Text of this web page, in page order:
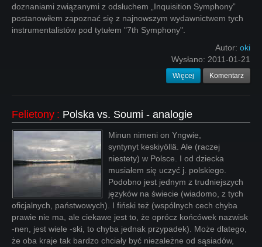
doznaniami związanymi z odsłuchem „Inquisition Symphony”
postanowiłem zapoznać się z najnowszym wydawnictwem tych
instrumentalistów pod tytułem "7th Symphony".
Autor: oki
Wysłano: 2011-01-21
Więcej Komentarz
Felietony : Polska vs. Soumi - analogie
Minun nimeni on Yngwie,
syntynyt keskiyöllä. Ale (raczej
niestety) w Polsce. I od dziecka
musiałem się uczyć j. polskiego.
Podobno jest jednym z trudniejszych
języków na świecie (wiadomo, z tych
oficjalnych, państwowych). I fiński też (wspólnych cech chyba
prawie nie ma, ale ciekawe jest to, że oprócz końcówek nazwisk
-nen, jest wiele -ski, to chyba jednak przypadek). Może dlatego,
że oba kraje tak bardzo chciały być niezależne od sąsiadów,